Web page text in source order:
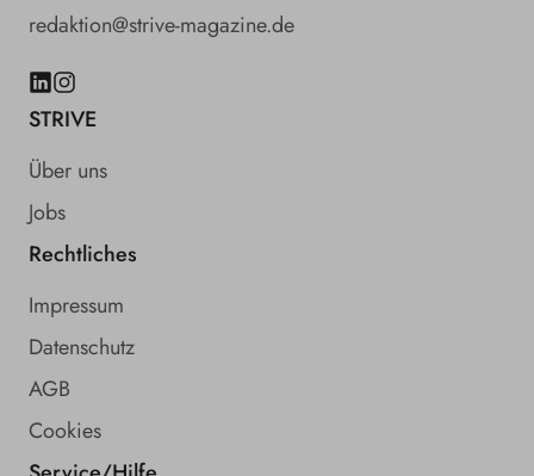
redaktion@strive-magazine.de
LinkedIn
Instagram
STRIVE
Über uns
Jobs
Rechtliches
Impressum
Datenschutz
AGB
Cookies